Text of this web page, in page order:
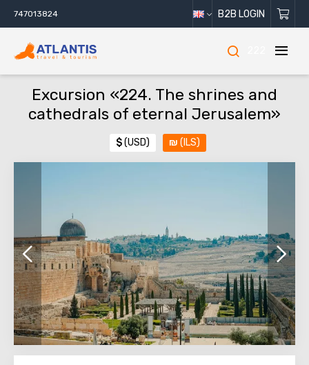
747013824 B2B LOGIN
Excursion «224. The shrines and
cathedrals of eternal Jerusalem»
$(USD) ₪ (ILS)